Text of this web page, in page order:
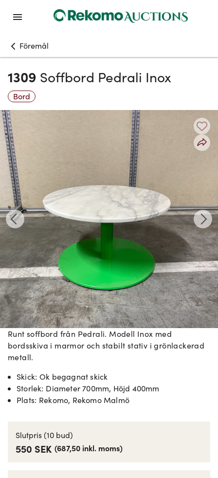
Föremål
1309 Soffbord Pedrali Inox
Bord
Runt soffbord från Pedrali. Modell Inox med
bordsskiva i marmor och stabilt stativ i grönlackerad
metall.
Skick: Ok begagnat skick
Storlek: Diameter 700mm, Höjd 400mm
Plats: Rekomo, Rekomo Malmö
Slutpris(10 bud)
550 SEK (687,50 inkl. moms)